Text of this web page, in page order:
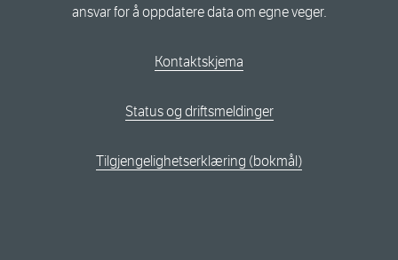
ansvar for å oppdatere data om egne veger.
Kontaktskjema
Status og driftsmeldinger
Tilgjengelighetserklæring (bokmål)